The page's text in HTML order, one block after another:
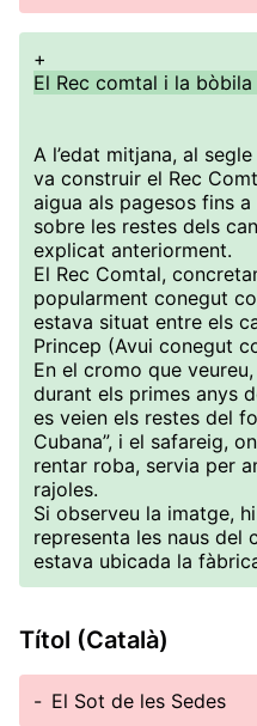
+
El Rec comtal i la bòbila
A l’edat mitjana, al
va construir el Rec
aigua als pagesos fins
sobre les restes dels
explicat anteriorment.
El Rec Comtal,
popularment conegut
estava situat entre els
Princep (Avui conegut
En el cromo que
durant els primes anys
es veien els restes del
Cubana”, i el safareig,
rentar roba, servia per
rajoles.
Si observeu la imatge,
representa les naus del
estava ubicada la
Títol (Català)
- El Sot de les Sedes